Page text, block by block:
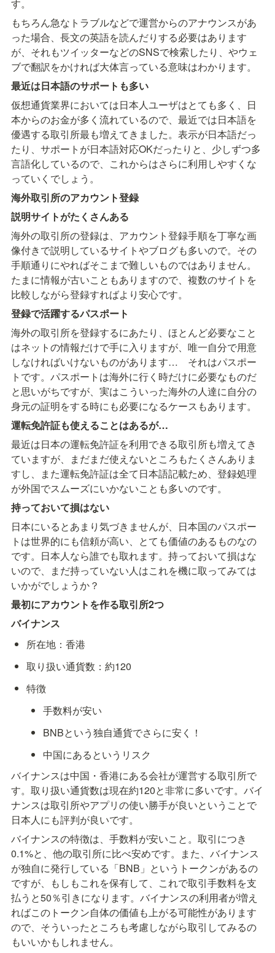
す。
もちろん急なトラブルなどで運営からのアナウンスがあ
った場合、長文の英語を読んだりする必要はあります
が、それもツイッターなどのSNSで検索したり、やウェ
ブで翻訳をかければ大体言っている意味はわかります。
最近は日本語のサポートも多い
仮想通貨業界においては日本人ユーザはとても多く、日
本からのお金が多く流れているので、最近では日本語を
優遇する取引所最も増えてきました。表示が日本語だっ
たり、サポートが日本語対応OKだったりと、少しずつ多
言語化しているので、これからはさらに利用しやすくな
っていくでしょう。
海外取引所のアカウント登録
説明サイトがたくさんある
海外の取引所の登録は、アカウント登録手順を丁寧な画
像付きで説明しているサイトやブログも多いので。その
手順通りにやればそこまで難しいものではありません。
たまに情報が古いこともありますので、複数のサイトを
比較しながら登録すればより安心です。
登録で活躍するパスポート
海外の取引所を登録するにあたり、ほとんど必要なこと
はネットの情報だけで手に入りますが、唯一自分で用意
しなければいけないものがあります…　それはパスポー
トです。パスポートは海外に行く時だけに必要なものだ
と思いがちですが、実はこういった海外の人達に自分の
身元の証明をする時にも必要になるケースもあります。
運転免許証も使えることはあるが…
最近は日本の運転免許証を利用できる取引所も増えてき
ていますが、まだまだ使えないところもたくさんありま
すし、また運転免許証は全て日本語記載ため、登録処理
が外国でスムーズにいかないことも多いのです。
持っておいて損はない
日本にいるとあまり気づきませんが、日本国のパスポー
トは世界的にも信頼が高い、とても価値のあるものなの
です。日本人なら誰でも取れます。持っておいて損はな
いので、まだ持っていない人はこれを機に取ってみては
いかがでしょうか？
最初にアカウントを作る取引所2つ
バイナンス
所在地：香港
取り扱い通貨数：約120
特徴
手数料が安い
BNBという独自通貨でさらに安く！
中国にあるというリスク
バイナンスは中国・香港にある会社が運営する取引所で
す。取り扱い通貨数は現在約120と非常に多いです。バイ
ナンスは取引所やアプリの使い勝手が良いということで
日本人にも評判が良いです。
バイナンスの特徴は、手数料が安いこと。取引につき
0.1%と、他の取引所に比べ安めです。また、バイナンス
が独自に発行している「BNB」というトークンがあるの
ですが、もしもこれを保有して、これで取引手数料を支
払うと50％引きになります。バイナンスの利用者が増え
ればこのトークン自体の価値も上がる可能性があります
ので、そういったところも考慮しながら取引してみるの
もいいかもしれません。